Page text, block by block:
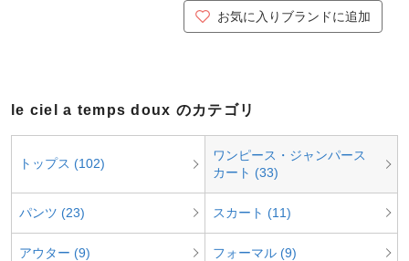
お気に入りブランドに追加
le ciel a temps doux のカテゴリ
トップス (102)
ワンピース・ジャンパース
カート (33)
パンツ (23) スカート (11)
アウター (9) フォーマル (9)